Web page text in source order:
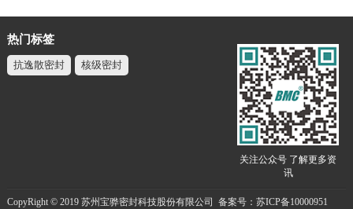
热门标签
抗逸散密封 核级密封
关注公众号 了解更多资
讯
CopyRight © 2019 苏州宝骅密封科技股份有限公司 备案号：苏ICP备10000951